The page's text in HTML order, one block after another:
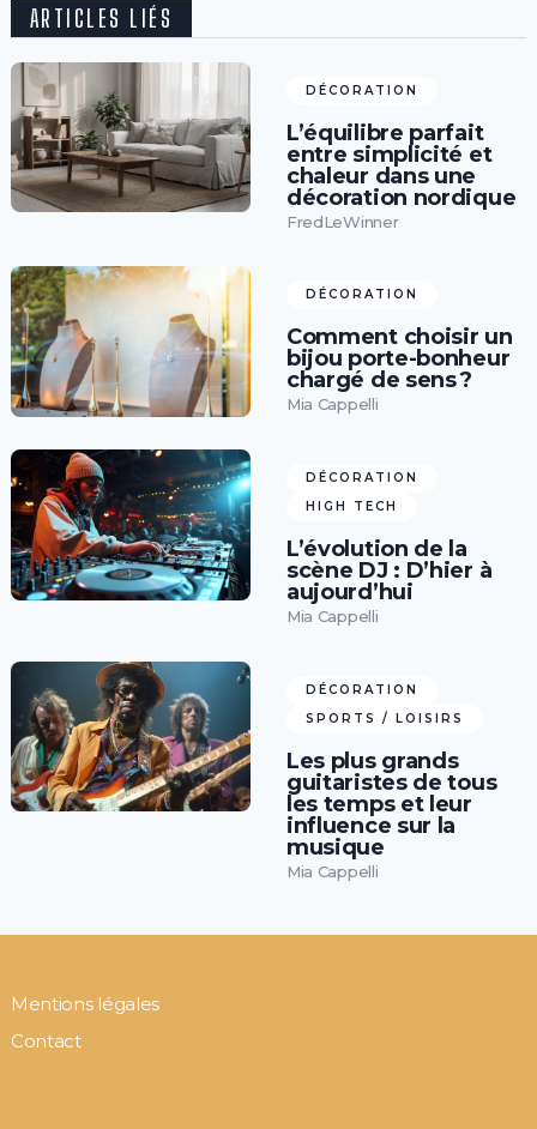
ARTICLES LIÉS
DÉCORATION
L’équilibre parfait
entre simplicité et
chaleur dans une
décoration nordique
FredLeWinner
DÉCORATION
Comment choisir un
bijou porte-bonheur
chargé de sens ?
Mia Cappelli
DÉCORATION
HIGH TECH
L’évolution de la
scène DJ : D’hier à
aujourd’hui
Mia Cappelli
DÉCORATION
SPORTS / LOISIRS
Les plus grands
guitaristes de tous
les temps et leur
influence sur la
musique
Mia Cappelli
Mentions légales
Contact